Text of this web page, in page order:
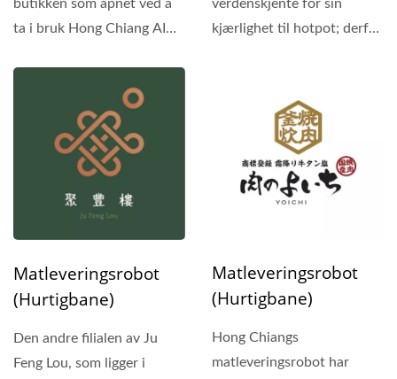
butikken som åpnet ved å
ta i bruk Hong Chiang AI
verdenskjente for sin
kjærlighet til hotpot; derfor
Matleveringsrobot
(Hurtigbane)
Den andre filialen av Ju
Feng Lou, som ligger i
Matleveringsrobot
(Hurtigbane)
Hong Chiangs
matleveringsrobot har